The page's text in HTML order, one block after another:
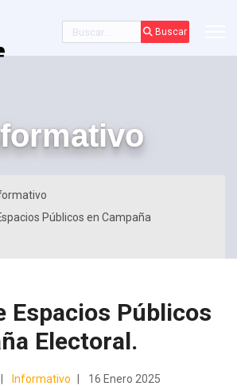
Buscar Buscar
Públicos en Campaña
Espacios Públicos
Electoral.
Informativo
16 Enero 2025